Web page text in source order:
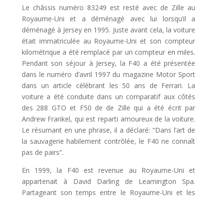
Le châssis numéro 83249 est resté avec de Zille au
Royaume-Uni et a déménagé avec lui lorsqu’il a
déménagé à Jersey en 1995. Juste avant cela, la voiture
était immatriculée au Royaume-Uni et son compteur
kilométrique a été remplacé par un compteur en miles.
Pendant son séjour à Jersey, la F40 a été présentée
dans le numéro d’avril 1997 du magazine Motor Sport
dans un article célébrant les 50 ans de Ferrari. La
voiture a été conduite dans un comparatif aux côtés
des 288 GTO et F50 de de Zille qui a été écrit par
Andrew Frankel, qui est reparti amoureux de la voiture.
Le résumant en une phrase, il a déclaré: “Dans l’art de
la sauvagerie habilement contrôlée, le F40 ne connaît
pas de pairs”.
En 1999, la F40 est revenue au Royaume-Uni et
appartenait à David Darling de Leamington Spa.
Partageant son temps entre le Royaume-Uni et les